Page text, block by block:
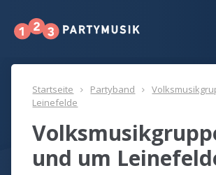
Startseite Partyband
Leinefelde
und um